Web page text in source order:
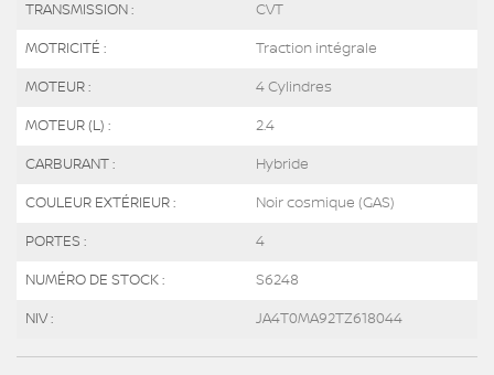
TRANSMISSION : CVT
MOTRICITÉ : Traction intégrale
MOTEUR : 4 Cylindres
MOTEUR (L) : 2.4
CARBURANT : Hybride
COULEUR EXTÉRIEUR : Noir cosmique (GAS)
PORTES : 4
NUMÉRO DE STOCK : S6248
NIV : JA4T0MA92TZ618044